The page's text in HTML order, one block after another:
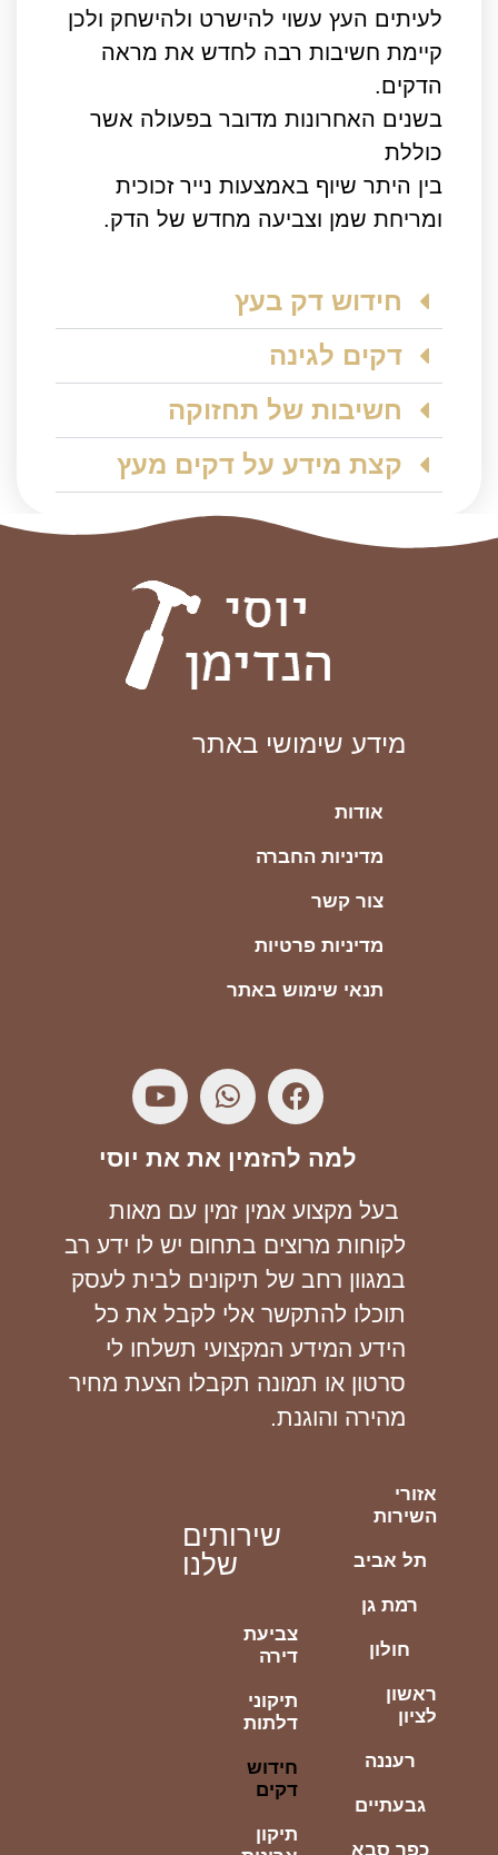
לעיתים העץ עשוי להישרט ולהישחק ולכן
קיימת חשיבות רבה לחדש את מראה
הדקים.
בשנים האחרונות מדובר בפעולה אשר
כוללת
בין היתר שיוף באמצעות נייר זכוכית
ומריחת שמן וצביעה מחדש של הדק.
חידוש דק בעץ
דקים לגינה
חשיבות של תחזוקה
קצת מידע על דקים מעץ
מידע שימושי באתר
אודות
מדיניות החברה
צור קשר
מדיניות פרטיות
תנאי שימוש באתר
למה להזמין את את יוסי
בעל מקצוע אמין זמין עם מאות
לקוחות מרוצים בתחום יש לו ידע רב
במגוון רחב של תיקונים לבית לעסק
תוכלו להתקשר אלי לקבל את כל
הידע המידע המקצועי תשלחו לי
סרטון או תמונה תקבלו הצעת מחיר
מהירה והוגנת.
אזורי
השירות
תל אביב
רמת גן
חולון
ראשון
לציון
רעננה
גבעתיים
כפר סבא
שירותים
שלנו
צביעת
דירה
תיקוני
דלתות
חידוש
דקים
תיקון